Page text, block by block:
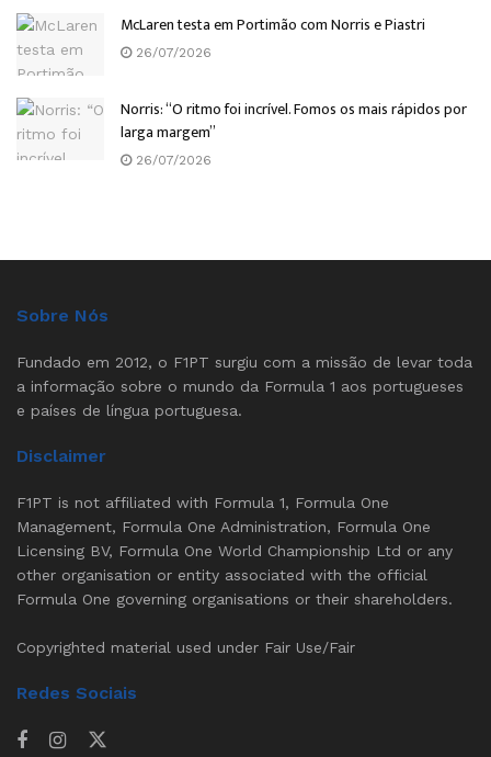
McLaren testa em Portimão com Norris e Piastri
26/07/2026
Norris: “O ritmo foi incrível. Fomos os mais rápidos por
larga margem”
26/07/2026
Sobre Nós
Fundado em 2012, o F1PT surgiu com a missão de levar toda
a informação sobre o mundo da Formula 1 aos portugueses
e países de língua portuguesa.
Disclaimer
F1PT is not affiliated with Formula 1, Formula One
Management, Formula One Administration, Formula One
Licensing BV, Formula One World Championship Ltd or any
other organisation or entity associated with the official
Formula One governing organisations or their shareholders.
Copyrighted material used under Fair Use/Fair
Redes Sociais